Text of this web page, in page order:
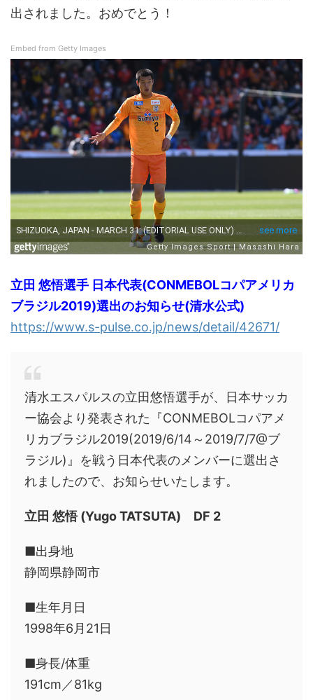
出されました。おめでとう！
Embed from Getty Images
立田 悠悟選手 日本代表(CONMEBOLコパアメリカ
ブラジル2019)選出のお知らせ(清水公式)
https://www.s-pulse.co.jp/news/detail/42671/
清水エスパルスの立田悠悟選手が、日本サッカ
ー協会より発表された『CONMEBOLコパアメ
リカブラジル2019(2019/6/14～2019/7/7@ブ
ラジル)』を戦う日本代表のメンバーに選出さ
れましたので、お知らせいたします。
立田 悠悟 (Yugo TATSUTA) DF 2
■出身地
静岡県静岡市
■生年月日
1998年6月21日
■身長/体重
191cm／81kg